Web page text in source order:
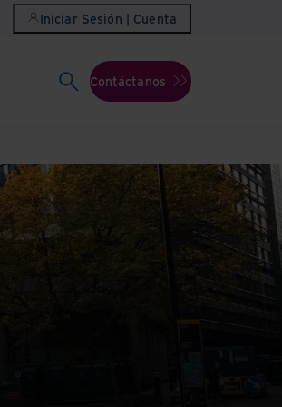
Iniciar Sesión | Cuenta
Contáctanos